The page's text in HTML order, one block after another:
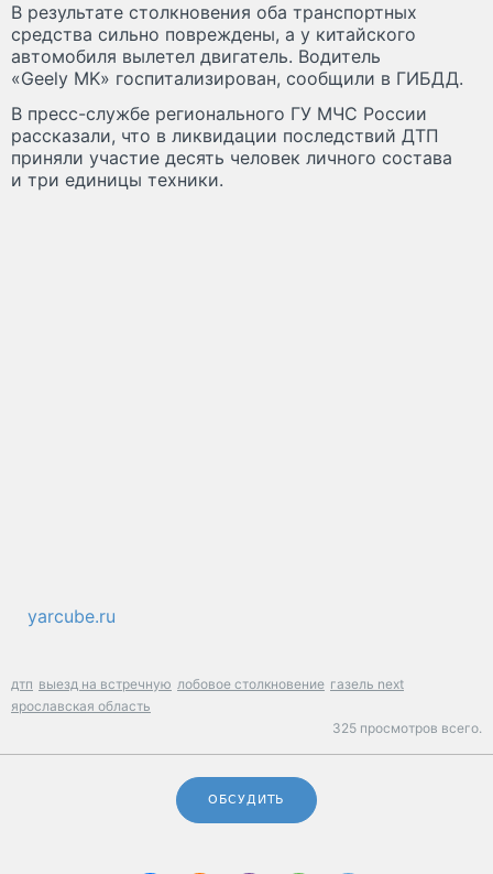
В результате столкновения оба транспортных
средства сильно повреждены, а у китайского
автомобиля вылетел двигатель. Водитель
«Geely MK» госпитализирован, сообщили в ГИБДД.
В пресс-службе регионального ГУ МЧС России
рассказали, что в ликвидации последствий ДТП
приняли участие десять человек личного состава
и три единицы техники.
yarcube.ru
дтп выезд на встречную лобовое столкновение газель next
ярославская область
325 просмотров всего.
ОБСУДИТЬ